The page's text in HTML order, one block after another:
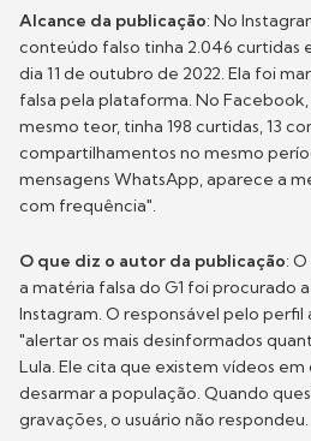
Alcance da publicação: No
conteúdo falso tinha 2.046 curtidas
dia 11 de outubro de 2022. Ela foi
falsa pela plataforma. No
mesmo teor, tinha 198 curtidas, 13
compartilhamentos no mesmo
mensagens WhatsApp, aparece a
com frequência".
O que diz o autor da publicação:
a matéria falsa do G1 foi procurado
Instagram. O responsável pelo
"alertar os mais desinformados
Lula. Ele cita que existem vídeos
desarmar a população. Quando
gravações, o usuário não respondeu.